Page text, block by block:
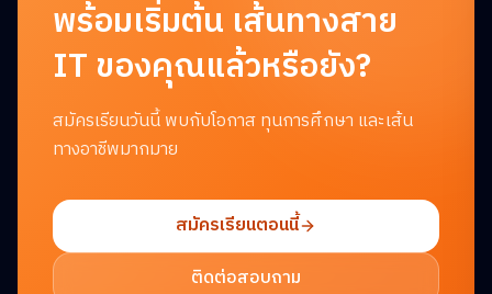
พร้อมเริ่มต้น เส้นทางสาย
IT ของคุณแล้วหรือยัง?
สมัครเรียนวันนี้ พบกับโอกาส ทุนการศึกษา และเส้น
ทางอาชีพมากมาย
สมัครเรียนตอนนี้
ติดต่อสอบถาม